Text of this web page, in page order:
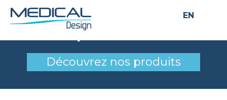
EN
icn-respect des normes
Découvrez nos produits